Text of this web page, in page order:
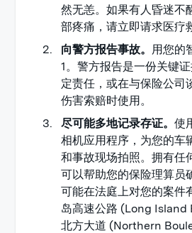
然无恙。如果有人昏迷不
部疼痛，请立即请求医疗
向警方报告事故。 用您的
1。警方报告是一份关键
定责任，或在与保险公司
伤害索赔时使用。
尽可能多地记录存证。使
相机应用程序，为您的车
和事故现场拍照。拥有任
可以帮助您的保险理算员
可能在法庭上对您的案件
岛高速公路 (Long Island
北方大道 (Northern